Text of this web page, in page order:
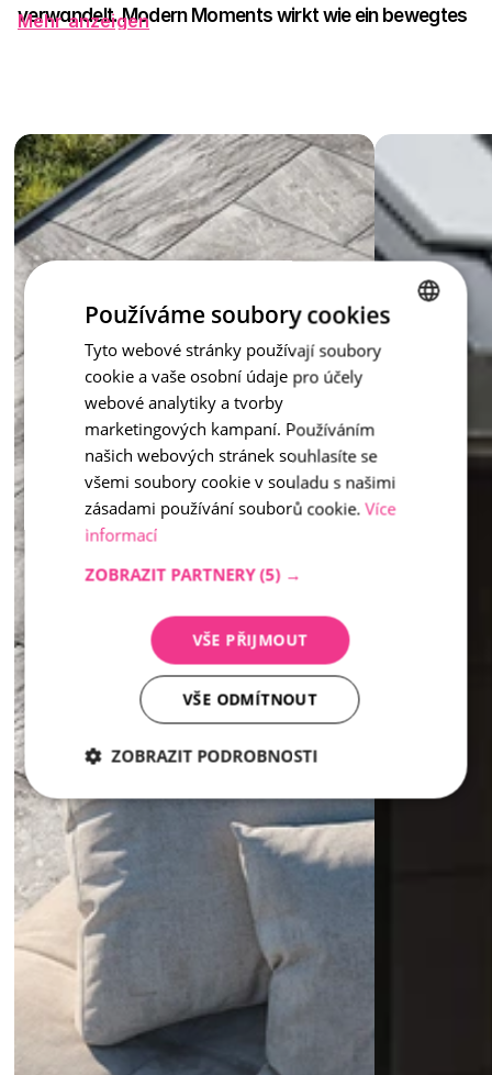
verwandelt. Modern Moments wirkt wie ein bewegtes
Die Farbtöne Moonlight, Marble und Honey reagieren auf
das Licht und verleihen dem Pflaster einen wandelbaren
Charakter – jedes Mal anders, immer bezaubernd. Die
Pflasterserie Moments eignet sich für Terrassen, Eingänge,
Gartenwege und öffentliche Bereiche.
Moments-Pflaster – es liegt ganz an Ihnen, welchen Moment
Sie wählen.
Mehr anzeigen
Inspiration - Moments
CZECH
Používáme soubory cookies
Tyto webové stránky používají soubory
cookie a vaše osobní údaje pro účely
webové analytiky a tvorby
marketingových kampaní. Používáním
našich webových stránek souhlasíte se
všemi soubory cookie v souladu s našimi
zásadami používání souborů cookie. Více
informací
ZOBRAZIT PARTNERY (5) →
VŠE PŘIJMOUT
VŠE ODMÍTNOUT
ZOBRAZIT PODROBNOSTI
Nezbytně
soubory
Analytika Marketing
Nezbytně nutné soubory
Nezbytně nutné soubory cookie umožňují základní